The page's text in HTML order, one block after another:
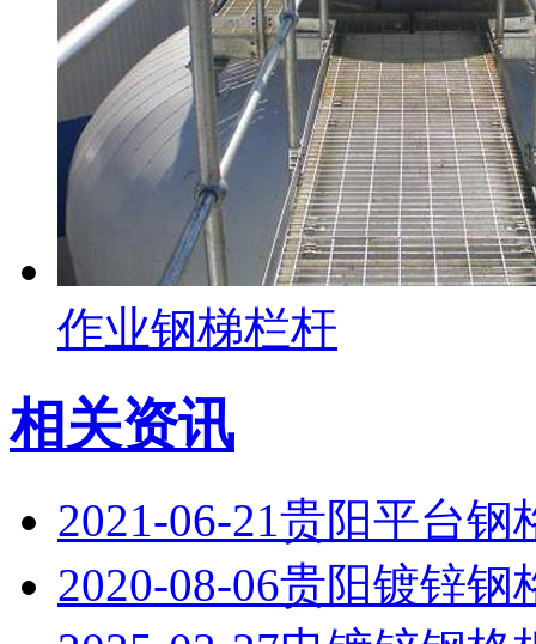
作业钢梯栏杆
相关资讯
2021-06-21贵阳平台钢
2020-08-06贵阳镀锌钢